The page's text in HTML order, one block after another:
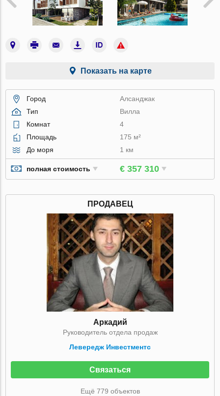
Показать на карте
Город
Алсанджак
Тип
Вилла
Комнат
4
Площадь
175 м²
До моря
1 км
полная стоимость € 357 310
ПРОДАВЕЦ
Аркадий
Руководитель отдела продаж
Левередж Инвестментс
Связаться
Ещё 779 объектов